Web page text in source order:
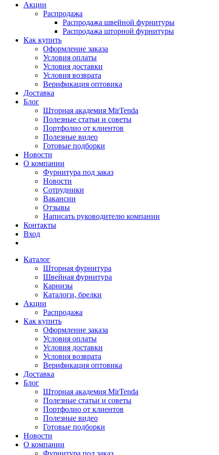
Акции
Распродажа
Распродажа швейной фурнитуры
Распродажа шторной фурнитуры
Как купить
Оформление заказа
Условия оплаты
Условия доставки
Условия возврата
Верификация оптовика
Доставка
Блог
Шторная академия MirTenda
Полезные статьи и советы
Портфолио от клиентов
Полезные видео
Готовые подборки
Новости
О компании
Фурнитура под заказ
Новости
Сотрудники
Вакансии
Отзывы
Написать руководителю компании
Контакты
Вход
Каталог
Шторная фурнитура
Швейная фурнитура
Карнизы
Каталоги, брелки
Акции
Распродажа
Как купить
Оформление заказа
Условия оплаты
Условия доставки
Условия возврата
Верификация оптовика
Доставка
Блог
Шторная академия MirTenda
Полезные статьи и советы
Портфолио от клиентов
Полезные видео
Готовые подборки
Новости
О компании
Фурнитура под заказ